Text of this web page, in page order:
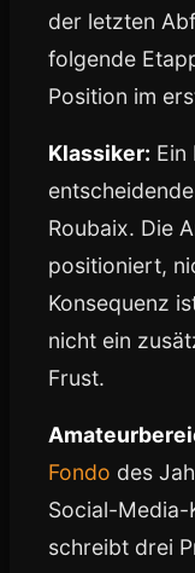
der letzten
folgende
Position im
Klassiker: Ein
Roubaix. Die
positioniert,
Konsequenz
nicht ein
Frust.
Fondo des
Social-Media-
schreibt drei